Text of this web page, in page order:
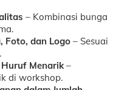
– Kombinasi bunga
Foto, dan Logo – Sesuai
Menarik–
di workshop.